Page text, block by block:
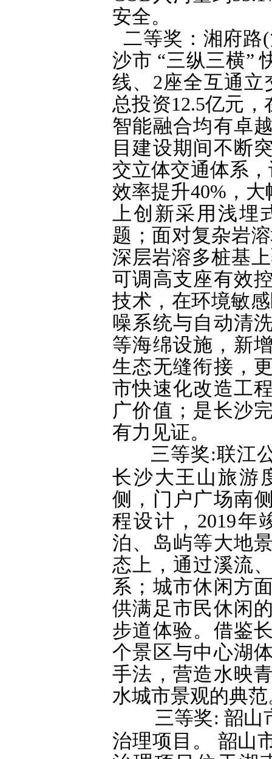
安全。
二等奖：湘府路
沙市 “三纵三横”
线、2座全互通立
总投资12.5亿元
智能融合均有卓
目建设期间不断
交立体交通体系
效率提升40%，
上创新采用浅埋
题；面对复杂岩
深层岩溶多桩基
可调高支座有效
技术，在环境敏
噪系统与自动清
等海绵设施，新
生态无缝衔接，
市快速化改造工
广价值；是长沙
有力见证。
三等奖:联江
长沙大王山旅游
侧，门户广场南
程设计，2019年
泊、岛屿等大地
态上，通过溪流
系；城市休闲方
供满足市民休闲
步道体验。借鉴
个景区与中心湖
手法，营造水映
水城市景观的典范
三等奖: 韶山
治理项目。 韶山